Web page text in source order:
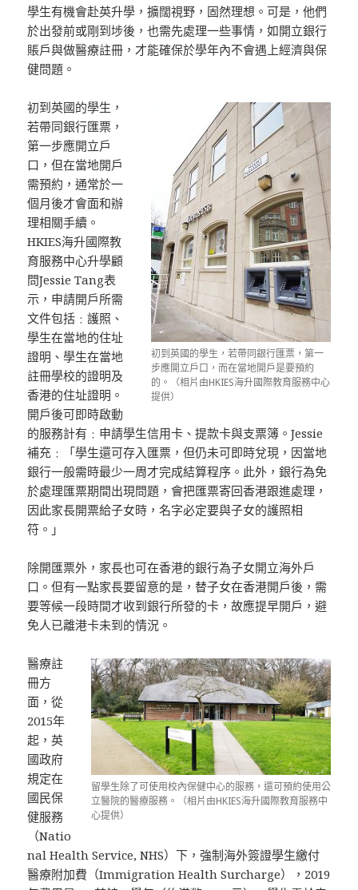
學生有機會赴英升學，擴闊視野，固然理想。可是，他們
於出發前或剛到埗後，也需先處理一些事情，如開立銀行
賬戶與做醫療註冊，才能確保於學年內不會遇上經濟與保
健問題。
初到英國的學生，若帶同銀行匯票，第一
步應開立戶口，而在當地開戶是要預約
的。（相片由HKIES海升國際教育服務中心
提供）
初到英國的學生，
若帶同銀行匯票，
第一步應開立戶
口，但在當地開戶
需預約，通常於一
個月後才會面和辦
理相關手續。
HKIES海升國際教
育服務中心升學顧
問Jessie Tang表
示，申請開戶所需
文件包括﹕護照、
學生在當地的住址
證明、學生在當地
註冊學校的證明及
香港的住址證明。
開戶後可即時啟動
的服務計有﹕申請學生信用卡、提款卡與支票簿。Jessie
補充﹕「學生還可存入匯票，但仍未可即時兌現，因當地
銀行一般需時最少一周才完成結算程序。此外，銀行為免
於處理匯票期間出現問題，會把匯票寄回香港跟進處理，
因此家長開票給子女時，名字必定要與子女的護照相
符。」
除開匯票外，家長也可在香港的銀行為子女開立海外戶
口。但有一點家長要留意的是，替子女在香港開戶後，需
要等候一段時間才收到銀行所發的卡，故應提早開戶，避
免人已離港卡未到的情況。
留學生除了可使用校內保健中心的服務，還可預約使用公
立醫院的醫療服務。（相片由HKIES海升國際教育服務中
心提供）
醫療註
冊方
面，從
2015年
起，英
國政府
規定在
國民保
健服務
（Natio
nal Health Service, NHS）下，強制海外簽證學生繳付
醫療附加費（Immigration Health Surcharge），2019